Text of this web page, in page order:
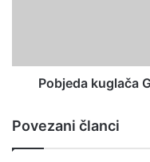
Pobjeda kuglača
Povezani članci